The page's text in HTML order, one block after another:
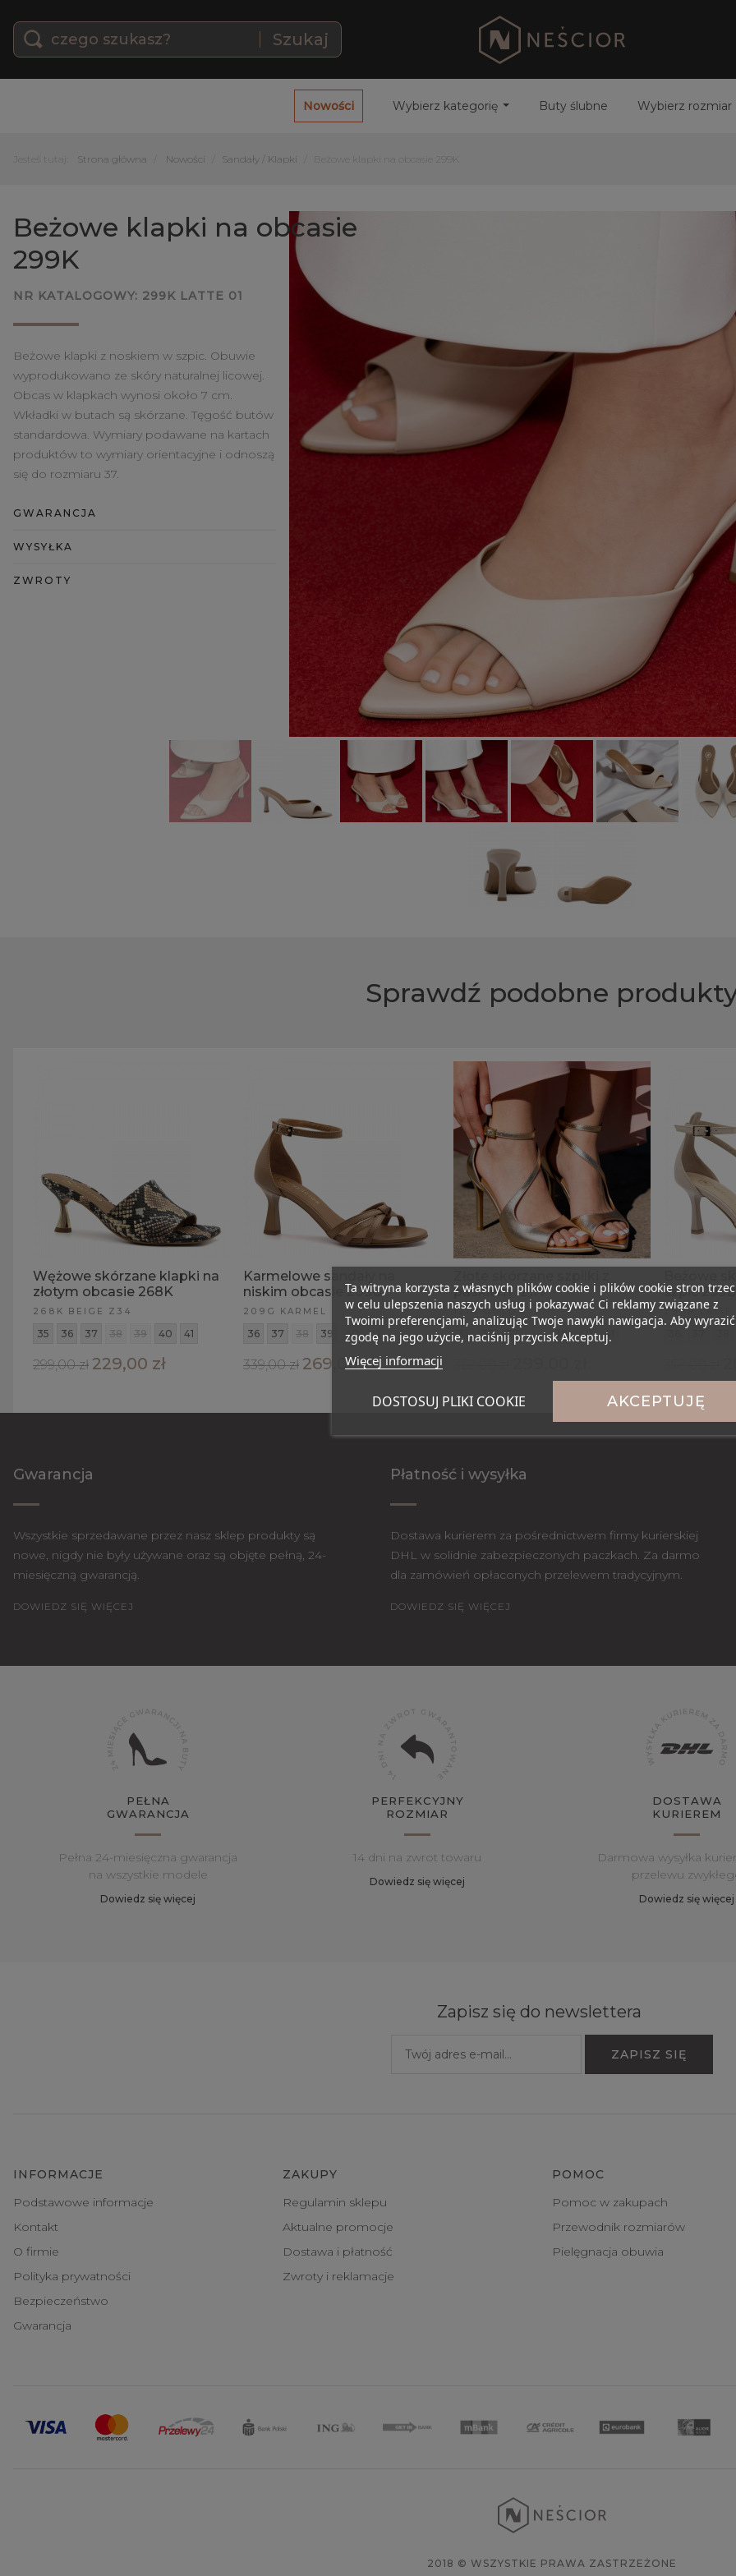
Szukaj
Nowości Wybierz kategorię Buty ślubne Wybierz rozmiar
Jesteś tutaj: Strona główna Nowości Sandały / Klapki Beżowe klapki na obcasie 299K
Beżowe klapki na obcasie
299K
NR KATALOGOWY: 299K LATTE 01
Beżowe klapki z noskiem w szpic. Obuwie
wyprodukowano ze skóry naturalnej licowej.
Obcas w klapkach wynosi około 7 cm.
Wkładki w butach są skórzane. Tęgość butów
standardowa. Wymiary podawane na kartach
produktów to wymiary orientacyjne i odnoszą
się do rozmiaru 37.
GWARANCJA
WYSYŁKA
ZWROTY
Sprawdź podobne
Wężowe skórzane klapki na
złotym obcasie 268K
268K BEIGE Z34
35 36 37 38 39 40 41
299,00 zł 229,00 zł
Karmelowe sandały na
niskim obcasie 209G
209G KARMEL
36 37 38 39 40 41
339,00 zł 269,00 zł
paskiem 121H
121H GOLD
35 36 37 38 39 40 41
szpic 299B
299B LATTE
Gwarancja
Wszystkie sprzedawane przez nasz sklep produkty są
nowe, nigdy nie były używane oraz są objęte pełną, 24-
miesięczną gwarancją.
DOWIEDZ SIĘ WIĘCEJ
Płatność i wysyłka
Dostawa kurierem za pośrednictwem firmy kurierskiej
DHL w solidnie zabezpieczonych paczkach. Za darmo
dla zamówień opłaconych przelewem tradycyjnym.
DOWIEDZ SIĘ WIĘCEJ
PEŁNA
GWARANCJA
Pełna 24-miesięczna gwarancja
na wszystkie modele
Dowiedz się więcej
PERFEKCYJNY
ROZMIAR
14 dni na zwrot towaru
Dowiedz się więcej
DOSTAWA
KURIEREM
Darmowa wysyłka
przelewu
Dowiedz się więcej
Zapisz się do newslettera
INFORMACJE
Podstawowe informacje
Kontakt
O firmie
Polityka prywatności
Bezpieczeństwo
Gwarancja
ZAKUPY
Regulamin sklepu
Aktualne promocje
Dostawa i płatność
Zwroty i reklamacje
POMOC
Pomoc w zakupach
Przewodnik rozmiarów
Pielęgnacja obuwia
2018 © WSZYSTKIE PRAWA ZASTRZEŻONE
Ta witryna korzysta z własnych plików cookie i plików cookie stron
w celu ulepszenia naszych usług i pokazywać Ci reklamy związane z
Twoimi preferencjami, analizując Twoje nawyki nawigacja. Aby wyrazić
zgodę na jego użycie, naciśnij przycisk Akceptuj.
Więcej informacji
DOSTOSUJ PLIKI COOKIE AKCEPTUJĘ